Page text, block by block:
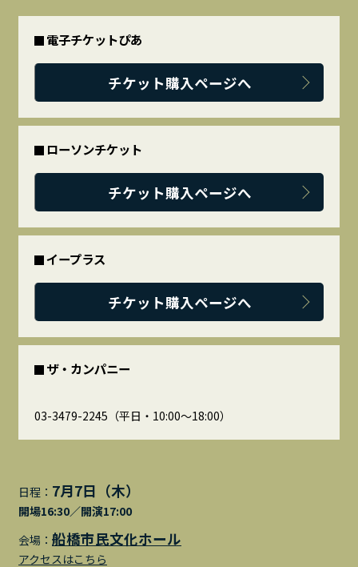
電子チケットぴあ
チケット購入ページへ
ローソンチケット
チケット購入ページへ
イープラス
チケット購入ページへ
ザ・カンパニー
03-3479-2245（平日・10:00～18:00）
日程： 7月7日（木）
開場16:30／開演17:00
会場： 船橋市民文化ホール
アクセスはこちら